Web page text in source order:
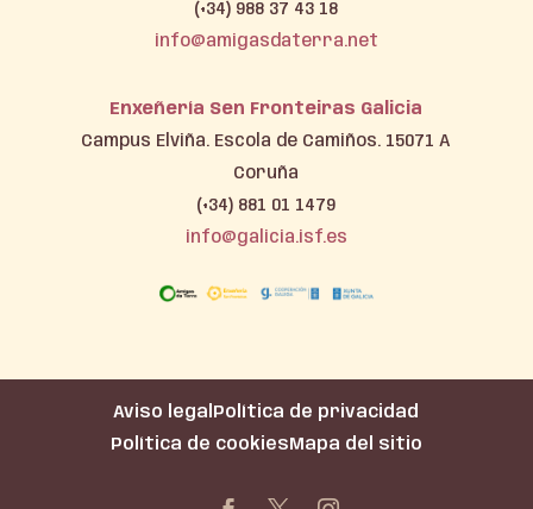
(+34) 988 37 43 18
info@amigasdaterra.net
Enxeñería Sen Fronteiras Galicia
Campus Elviña. Escola de Camiños. 15071 A
Coruña
(+34) 881 01 1479
info@galicia.isf.es
Aviso legal Política de privacidad
Política de cookies Mapa del sitio